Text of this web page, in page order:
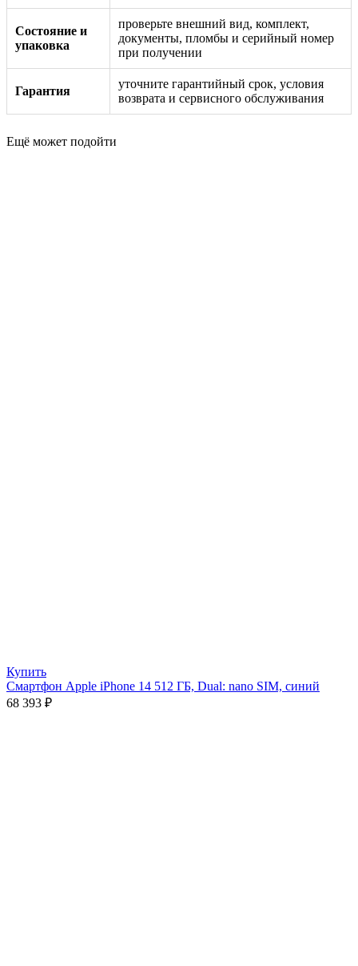
Состояние и
упаковка
проверьте внешний вид, комплект,
документы, пломбы и серийный номер
при получении
Гарантия
уточните гарантийный срок, условия
возврата и сервисного обслуживания
Ещё может подойти
Купить
Смартфон Apple iPhone 14 512 ГБ, Dual: nano SIM, синий
68 393 ₽